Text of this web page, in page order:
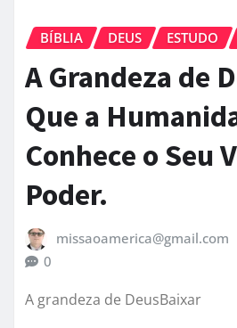
BÍBLIA DEUS ESTUDO
A Grandeza de
Que a
Conhece o Seu
Poder.
missaoamerica@gmail.com
0
A grandeza de DeusBaixar